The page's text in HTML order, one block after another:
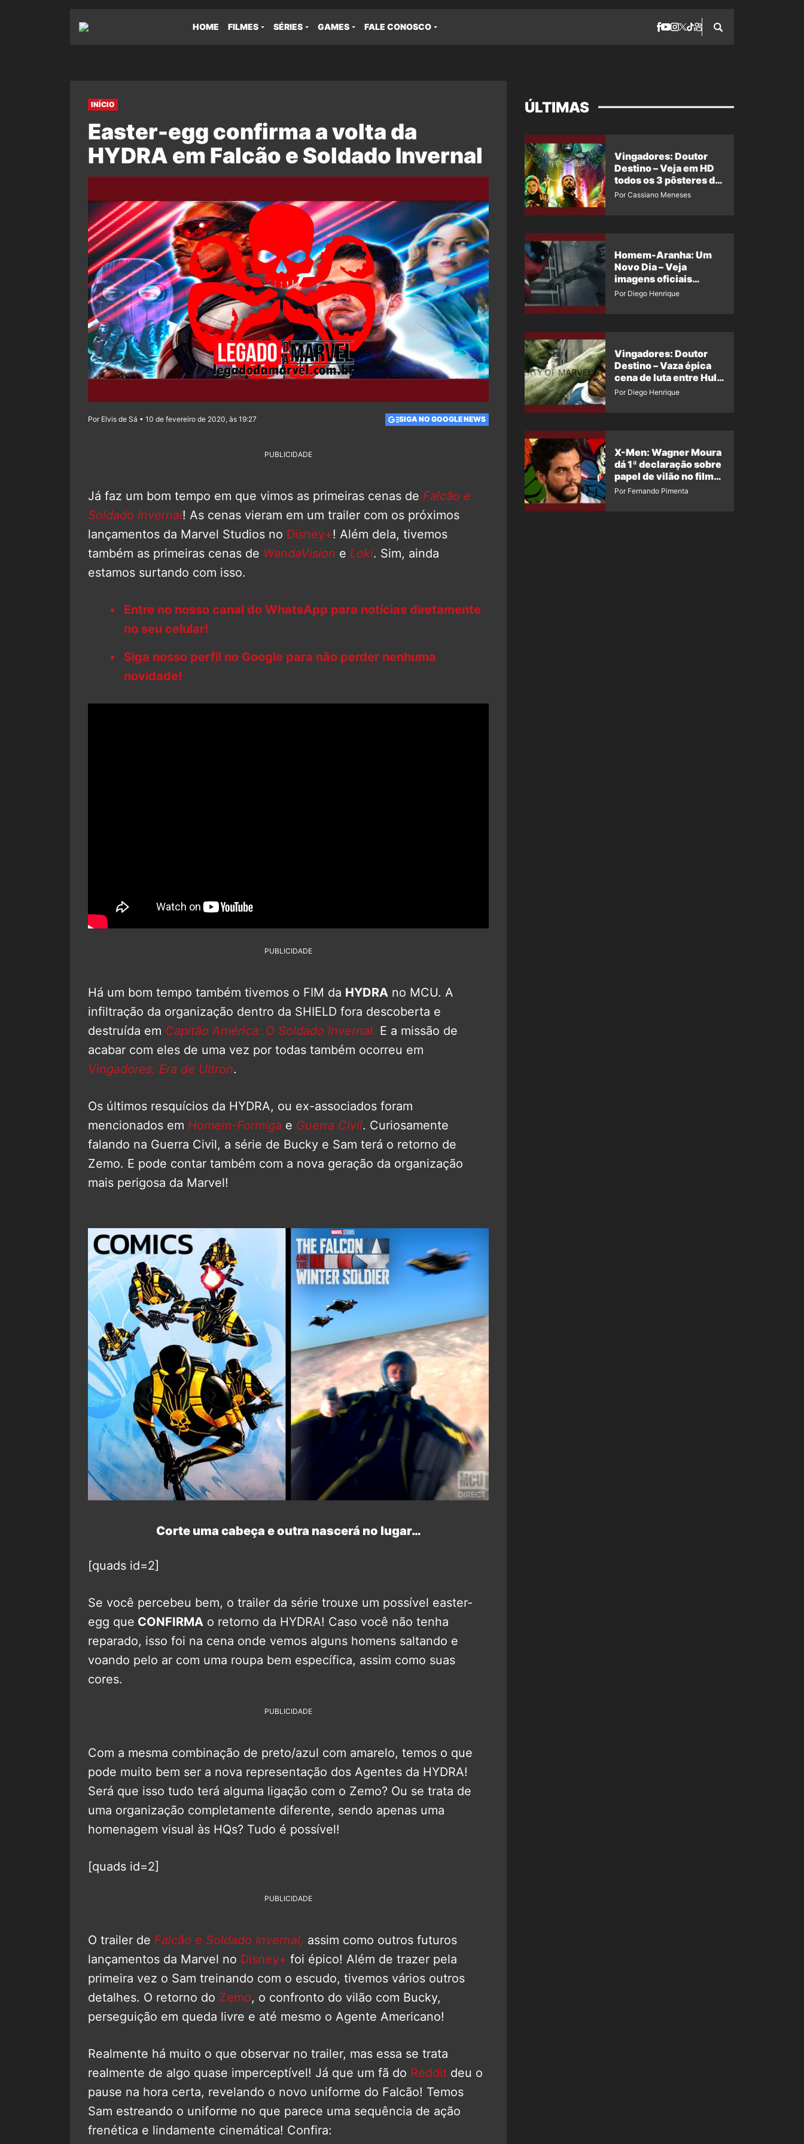
HOME FILMES SÉRIES GAMES FALE CONOSCO
INÍCIO
Easter-egg confirma a volta da
HYDRA em Falcão e Soldado Invernal
Por Elvis de Sá • 10 de fevereiro de 2020, às 19:27 SIGA NO GOOGLE NEWS
PUBLICIDADE
Já faz um bom tempo em que vimos as primeiras cenas de Falcão e
Soldado Invernal! As cenas vieram em um trailer com os próximos
lançamentos da Marvel Studios no Disney+! Além dela, tivemos
também as primeiras cenas de WandaVision e Loki. Sim, ainda
estamos surtando com isso.
Entre no nosso canal do WhatsApp para notícias diretamente
no seu celular!
Siga nosso perfil no Google para não perder nenhuma
novidade!
PUBLICIDADE
Há um bom tempo também tivemos o FIM da HYDRA no MCU. A
infiltração da organização dentro da SHIELD fora descoberta e
destruída em Capitão América: O Soldado Invernal. E a missão de
acabar com eles de uma vez por todas também ocorreu em
Vingadores: Era de Ultron.
Os últimos resquícios da HYDRA, ou ex-associados foram
mencionados em Homem-Formiga e Guerra Civil. Curiosamente
falando na Guerra Civil, a série de Bucky e Sam terá o retorno de
Zemo. E pode contar também com a nova geração da organização
mais perigosa da Marvel!
Corte uma cabeça e outra nascerá no lugar…
[quads id=2]
Se você percebeu bem, o trailer da série trouxe um possível easter-
egg que CONFIRMA o retorno da HYDRA! Caso você não tenha
reparado, isso foi na cena onde vemos alguns homens saltando e
voando pelo ar com uma roupa bem específica, assim como suas
cores.
PUBLICIDADE
Com a mesma combinação de preto/azul com amarelo, temos o que
pode muito bem ser a nova representação dos Agentes da HYDRA!
Será que isso tudo terá alguma ligação com o Zemo? Ou se trata de
uma organização completamente diferente, sendo apenas uma
homenagem visual às HQs? Tudo é possível!
[quads id=2]
PUBLICIDADE
O trailer de Falcão e Soldado Invernal, assim como outros futuros
lançamentos da Marvel no Disney+ foi épico! Além de trazer pela
primeira vez o Sam treinando com o escudo, tivemos vários outros
detalhes. O retorno do Zemo, o confronto do vilão com Bucky,
perseguição em queda livre e até mesmo o Agente Americano!
Realmente há muito o que observar no trailer, mas essa se trata
realmente de algo quase imperceptível! Já que um fã do Reddit deu o
pause na hora certa, revelando o novo uniforme do Falcão! Temos
Sam estreando o uniforme no que parece uma sequência de ação
frenética e lindamente cinemática! Confira:
ÚLTIMAS
Vingadores: Doutor
Destino – Veja em HD
todos os 3 pôsteres de
‘Doomsday’ + 1 imagem
Por Cassiano Meneses
Homem-Aranha: Um
Novo Dia – Veja
imagens oficiais
descartadas do Hulk
Por Diego Henrique
Vingadores: Doutor
Destino – Vaza épica
cena de luta entre Hulk
e o Coisa
Por Diego Henrique
X-Men: Wagner Moura
dá 1ª declaração sobre
papel de vilão no filme
da Marvel
Por Fernando Pimenta